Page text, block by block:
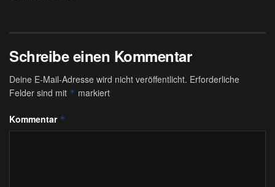
Schreibe einen Kommentar
Deine E-Mail-Adresse wird nicht veröffentlicht. Erforderliche
Felder sind mit * markiert
Kommentar *